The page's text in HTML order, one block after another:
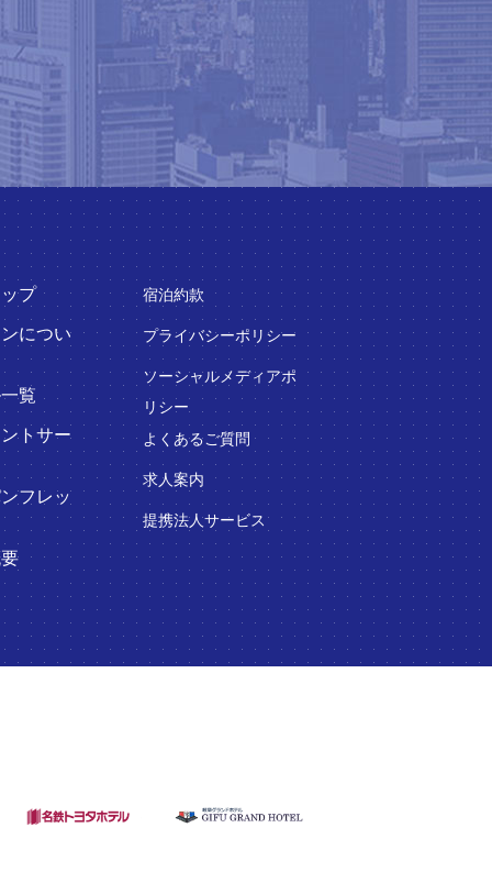
プ
につい
覧
トサー
フレッ
宿泊約款
プライバシーポリシー
ソーシャルメディアポ
リシー
よくあるご質問
求人案内
提携法人サービス